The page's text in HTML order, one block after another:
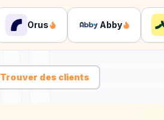
Orus Abby
Trouver des clients